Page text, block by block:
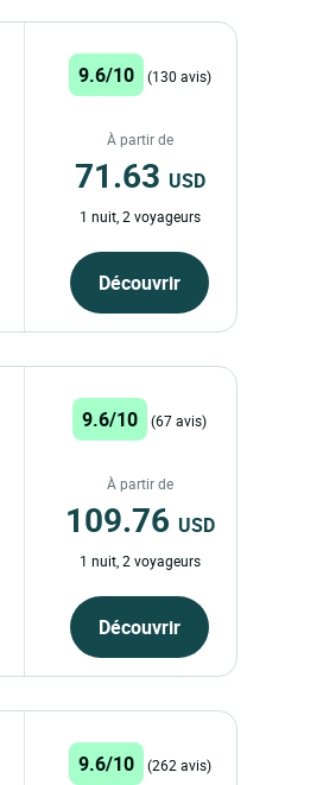
9.6/10 (130 avis)
À partir de
71.63 USD
1 nuit, 2 voyageurs
Découvrir
9.6/10 (67 avis)
À partir de
109.76 USD
1 nuit, 2 voyageurs
Découvrir
9.6/10 (262 avis)